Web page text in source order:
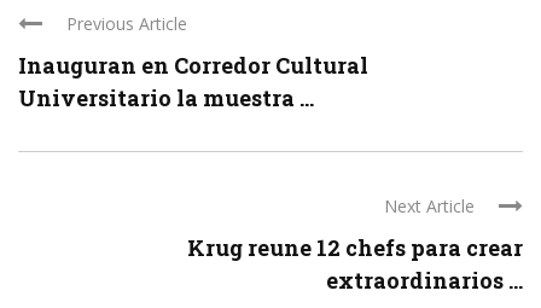
Previous Article
Inauguran en Corredor Cultural
Universitario la muestra ...
Next Article
Krug reune 12 chefs para crear
extraordinarios ...